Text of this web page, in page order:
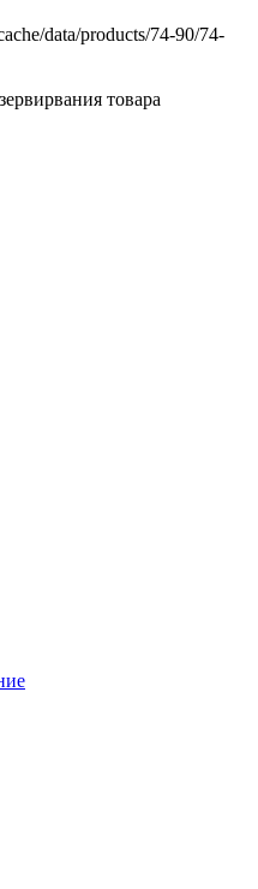
data/products/74-90/74-
товара